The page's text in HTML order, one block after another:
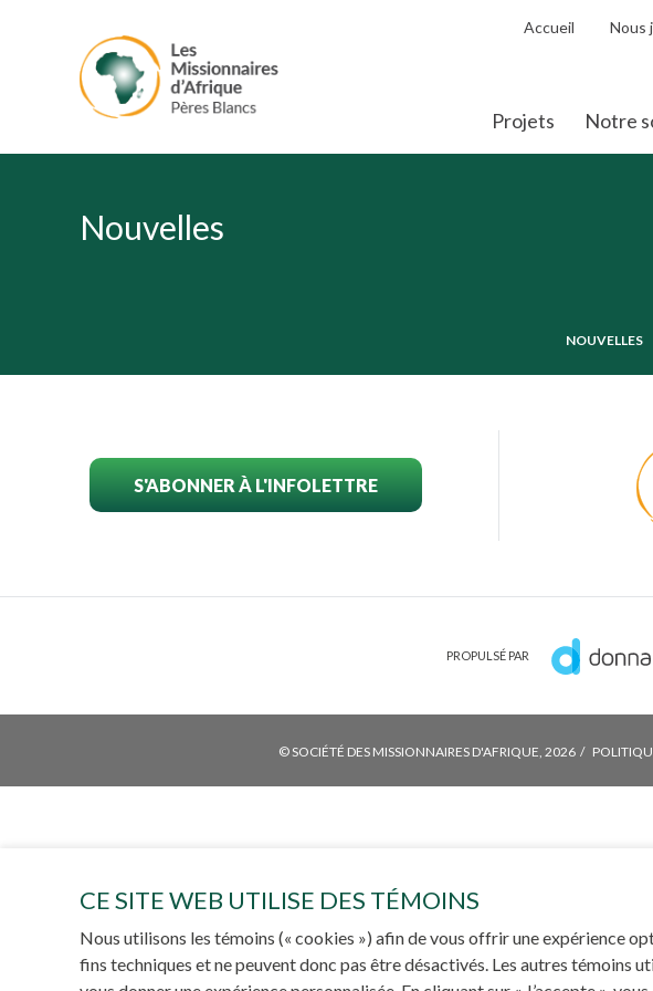
Accueil Nous
Projets Notre
Nouvelles
NOUVELLES
S'ABONNER À L'INFOLETTRE
PROPULSÉ PAR
© SOCIÉTÉ DES MISSIONNAIRES D'AFRIQUE, 2026
CE SITE WEB UTILISE DES TÉMOINS
Nous utilisons les témoins (« cookies ») afin de vous offrir une expérience
fins techniques et ne peuvent donc pas être désactivés. Les autres témoins